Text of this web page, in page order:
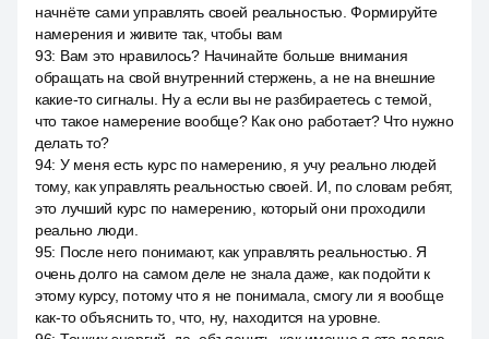
начнёте сами управлять своей реальностью. Формируйте
намерения и живите так, чтобы вам
93: Вам это нравилось? Начинайте больше внимания
обращать на свой внутренний стержень, а не на внешние
какие-то сигналы. Ну а если вы не разбираетесь с темой,
что такое намерение вообще? Как оно работает? Что нужно
делать то?
94: У меня есть курс по намерению, я учу реально людей
тому, как управлять реальностью своей. И, по словам ребят,
это лучший курс по намерению, который они проходили
реально люди.
95: После него понимают, как управлять реальностью. Я
очень долго на самом деле не знала даже, как подойти к
этому курсу, потому что я не понимала, смогу ли я вообще
как-то объяснить то, что, ну, находится на уровне.